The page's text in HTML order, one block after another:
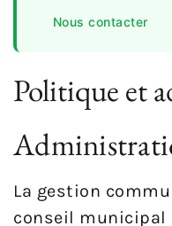
Nous contacter
Politique et
La gestion
conseil municipal